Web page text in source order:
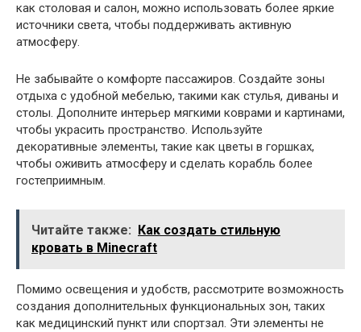
как столовая и салон, можно использовать более яркие
источники света, чтобы поддерживать активную
атмосферу.
Не забывайте о комфорте пассажиров. Создайте зоны
отдыха с удобной мебелью, такими как стулья, диваны и
столы. Дополните интерьер мягкими коврами и картинами,
чтобы украсить пространство. Используйте
декоративные элементы, такие как цветы в горшках,
чтобы оживить атмосферу и сделать корабль более
гостеприимным.
Читайте также:
Как создать стильную
кровать в Minecraft
Помимо освещения и удобств, рассмотрите возможность
создания дополнительных функциональных зон, таких
как медицинский пункт или спортзал. Эти элементы не